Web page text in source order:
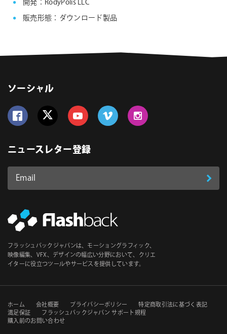
開発：RodyPolis LLC
販売形態：ダウンロード製品
ソーシャル
ニュースレター登録
Email
ス
必
須
登
フラッシュバックジャパンは、モーショングラフィック、
映像編集、VFX、デザインの幅広い分野において、クリエ
イターに役立つツールやサービスを提供しています。
セ
カ
ホーム 会社概要 プライバシーポリシー
特定商取引法に基づく表記
満足保証
フラッシュバックジャパン サポート規程
購入前のお問い合わせ